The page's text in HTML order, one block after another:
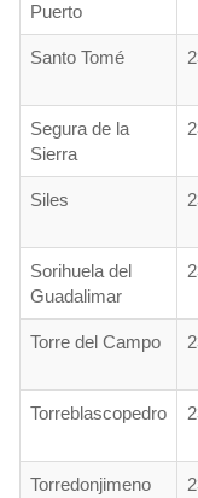
Puerto
Santo Tomé
Segura de la
Sierra
Siles
Sorihuela del
Guadalimar
Torre del Campo
Torreblascopedro
Torredonjimeno